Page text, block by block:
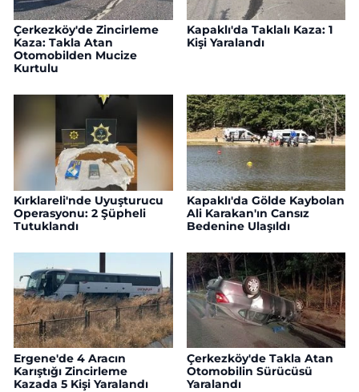
Çerkezköy'de Zincirleme
Kaza: Takla Atan
Otomobilden Mucize
Kurtulu
Kapaklı'da Taklalı Kaza: 1
Kişi Yaralandı
Kırklareli'nde Uyuşturucu
Operasyonu: 2 Şüpheli
Tutuklandı
Kapaklı'da Gölde Kaybolan
Ali Karakan'ın Cansız
Bedenine Ulaşıldı
Ergene'de 4 Aracın
Karıştığı Zincirleme
Kazada 5 Kişi Yaralandı
Çerkezköy'de Takla Atan
Otomobilin Sürücüsü
Yaralandı